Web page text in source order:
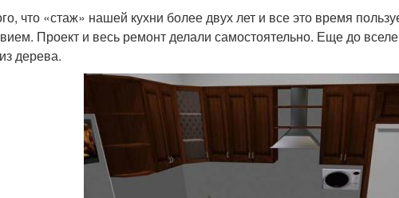
что «стаж» нашей кухни более двух лет и все это время
Проект и весь ремонт делали самостоятельно. Еще до
дерева.